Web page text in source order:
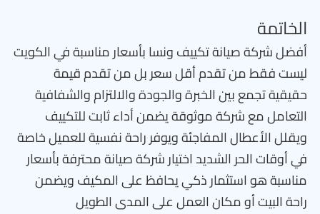
الخاتمة
أفضل شركة صيانة تكييف ونسا بأسعار مناسبة في الكويت
ليست فقط من تقدم أقل سعر بل من تقدم قيمة
حقيقية تجمع بين الخبرة والجودة والالتزام والشفافية
التعامل مع شركة موثوقة يضمن أداء ثابت للتكييف
ويقلل الأعطال المفاجئة ويوفر راحة نفسية للعميل خاصة
في أوقات الحر الشديد اختيار شركة صيانة محترفة بأسعار
مناسبة هو استثمار ذكي يحافظ على المكيف ويضمن
راحة البيت أو مكان العمل على المدى الطويل